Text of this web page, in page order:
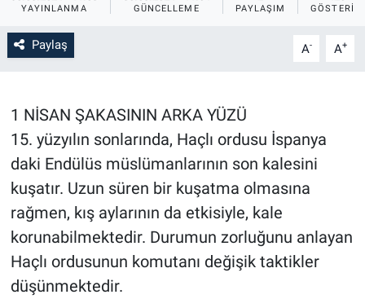
YAYINLANMA GÜNCELLEME PAYLAŞIM GÖSTERIM
Paylaş A- A+
1 NİSAN ŞAKASININ ARKA YÜZÜ
15. yüzyılın sonlarında, Haçlı ordusu İspanya
daki Endülüs müslümanlarının son kalesini
kuşatır. Uzun süren bir kuşatma olmasına
rağmen, kış aylarının da etkisiyle, kale
korunabilmektedir. Durumun zorluğunu anlayan
Haçlı ordusunun komutanı değişik taktikler
düşünmektedir.
Sağlık
Genel
Asayiş
İlan - Duyuru- Mesaj
Sizden Gelenler
Yaşam
Sağlık
Eğitim
Kültür
İlan - Duyuru- Mesaj
Sizden Gelenler